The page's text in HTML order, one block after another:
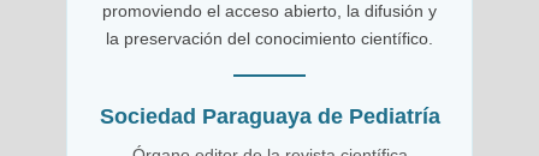
promoviendo el acceso abierto, la difusión y
la preservación del conocimiento científico.
Sociedad Paraguaya de Pediatría